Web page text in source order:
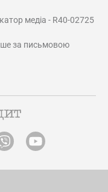
медіа - R40-02725
за письмовою